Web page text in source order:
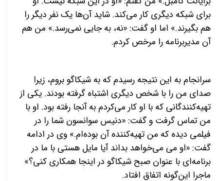
برای شبکه دیگری کار می‌کند. شاید آن‌ها یک نفر دیگر را
هم بگیرند.» اما او گفت: «نه، به جایی نمی‌رسد.» من هم
آن مدیربرنامه‌ را مرخص کردم.
سرانجام به این نتیجه رسیدم که به شیکاگو بروم، زیرا
صدای من را با شخص دیگری اشتباه گرفته بودند. یکی از
تهیه‌کنندگانی که با او کار می‌کردم به آنجا رفته بود. او با
من تماس گرفت و گفت: «دنیس سوانسون شما را در
فیلمی دیده که من تهیه‌کننده آن بوده‌ام.» وی در ادامه
گفت: «او می می‌خواهد بداند آیا مایل هستی با ما در
برنامه‌ای با عنوان صبح شیکاگو در اینجا همکاری کنی؟»
ماجرا این‌گونه اتفاق افتاد.